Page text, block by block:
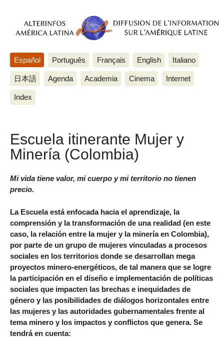
Español Português Français English Italiano
日本語 Agenda Academia Cinema Internet
Index
Escuela itinerante Mujer y
Minería (Colombia)
Mi vida tiene valor, mi cuerpo y mi territorio no tienen
precio.
La Escuela está enfocada hacia el aprendizaje, la
comprensión y la transformación de una realidad (en este
caso, la relación entre la mujer y la minería en Colombia),
por parte de un grupo de mujeres vinculadas a procesos
sociales en los territorios donde se desarrollan mega
proyectos minero-energéticos, de tal manera que se logre
la participación en el diseño e implementación de políticas
sociales que impacten las brechas e inequidades de
género y las posibilidades de diálogos horizontales entre
las mujeres y las autoridades gubernamentales frente al
tema minero y los impactos y conflictos que genera. Se
tendrá en cuenta: